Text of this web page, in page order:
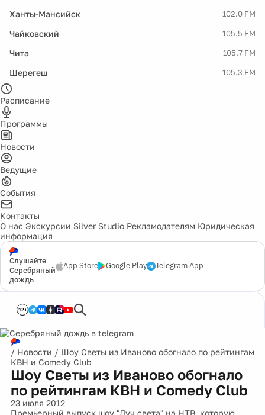
Ханты-Мансийск 102.0 FM
Чайковский 105.5 FM
Чита 105.7 FM
Шерегеш 105.3 FM
Расписание
Программы
Новости
Ведущие
События
Контакты
О нас Экскурсии Silver Studio Рекламодателям Юридическая
информация
Слушайте
Серебряный
дождь
App Store Google Play Telegram App
12+
/ Новости / Шоу Светы из Иваново обогнало по рейтингам
КВН и Comedy Club
Шоу Светы из Иваново обогнало
по рейтингам КВН и Comedy Club
23 июля 2012
Премьерный выпуск шоу "Луч света" на НТВ, которую